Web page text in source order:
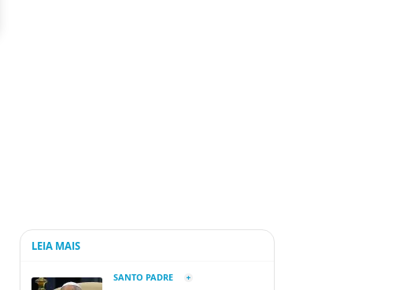
LEIA MAIS
SANTO PADRE